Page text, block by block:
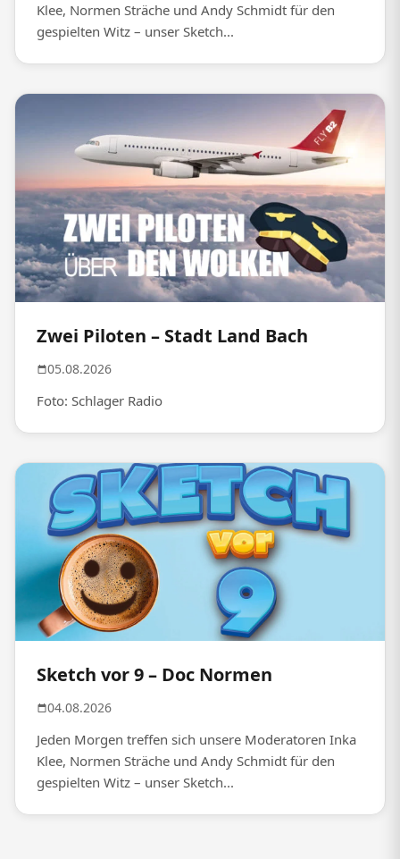
Klee, Normen Sträche und Andy Schmidt für den
gespielten Witz – unser Sketch...
Zwei Piloten – Stadt Land Bach
05.08.2026
Foto: Schlager Radio
Sketch vor 9 – Doc Normen
04.08.2026
Jeden Morgen treffen sich unsere Moderatoren Inka
Klee, Normen Sträche und Andy Schmidt für den
gespielten Witz – unser Sketch...